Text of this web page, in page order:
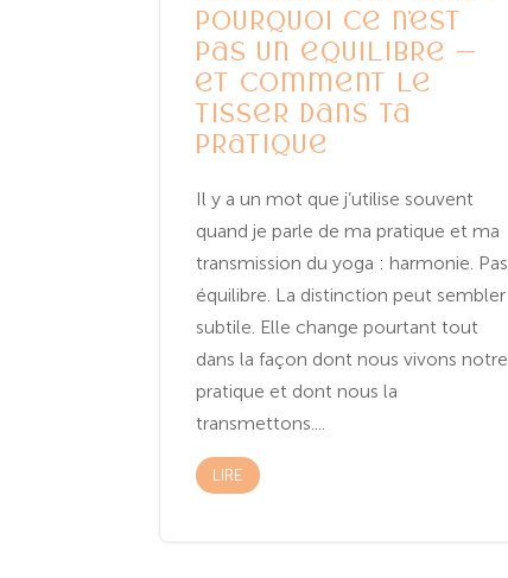
pourquoi ce n’est
pas un équilibre —
et comment le
tisser dans ta
pratique
Il y a un mot que j’utilise souvent
quand je parle de ma pratique et ma
transmission du yoga : harmonie. Pas
équilibre. La distinction peut sembler
subtile. Elle change pourtant tout
dans la façon dont nous vivons notre
pratique et dont nous la
transmettons....
LIRE